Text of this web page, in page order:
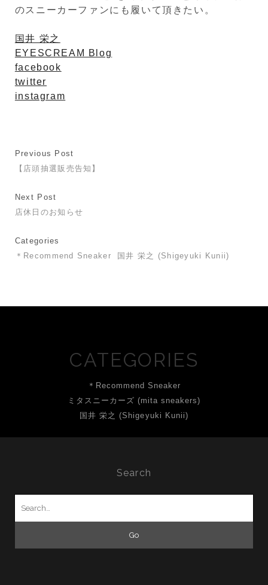
のスニーカーファンにも履いて頂きたい。
国井 栄之
EYESCREAM Blog
facebook
twitter
instagram
Previous Post
【店頭抽選販売告知】
Next Post
店休日のお知らせ
Categories
＊Recommend Sneaker
国井 栄之 (Shigeyuki Kunii)
CATEGORIES
＊Recommend Sneaker
ミタスニーカーズ (mita sneakers)
国井 栄之 (Shigeyuki Kunii)
Search